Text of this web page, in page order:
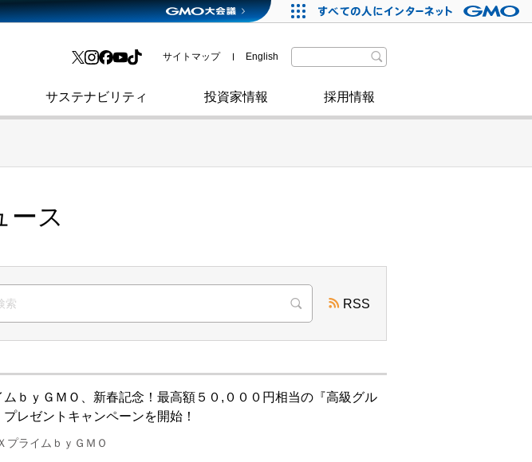
渋谷フクラス入館方法
取材のお申し込みについて
その他
サステナビリティ
SDGsへの取り組み
政府・自治体からの認定
投資家情報
格付・社債情報
採用情報
サイトマップ English
ース
RSS
ムｂｙＧＭＯ、新春記念！最高額５０,０００円相当の『高級グル
プレゼントキャンペーンを開始！
プライムｂｙＧＭＯ